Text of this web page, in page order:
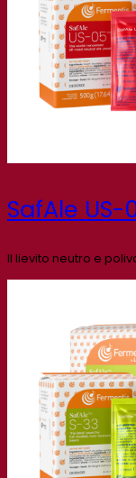
SafAle US-
Il lievito neutro e